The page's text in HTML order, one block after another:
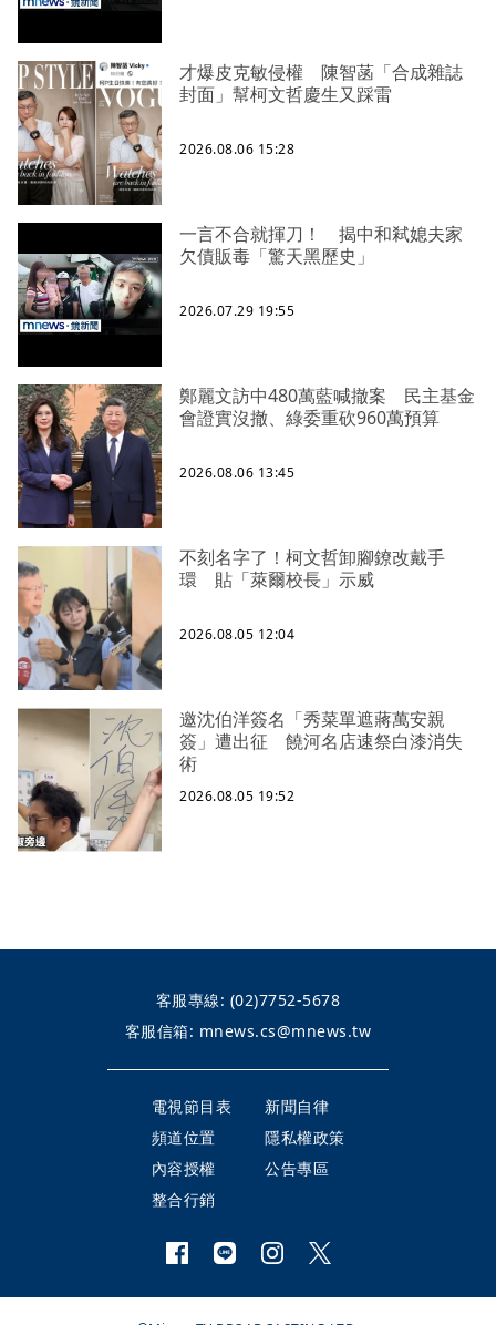
才爆皮克敏侵權 陳智菡「合成雜誌
封面」幫柯文哲慶生又踩雷
2026.08.06 15:28
一言不合就揮刀！ 揭中和弒媳夫家
欠債販毒「驚天黑歷史」
2026.07.29 19:55
鄭麗文訪中480萬藍喊撤案 民主基金
會證實沒撤、綠委重砍960萬預算
2026.08.06 13:45
不刻名字了！柯文哲卸腳鐐改戴手
環 貼「萊爾校長」示威
2026.08.05 12:04
邀沈伯洋簽名「秀菜單遮蔣萬安親
簽」遭出征 饒河名店速祭白漆消失
術
2026.08.05 19:52
客服專線: (02)7752-5678
客服信箱: mnews.cs@mnews.tw
電視節目表
新聞自律
頻道位置
隱私權政策
內容授權
公告專區
整合行銷